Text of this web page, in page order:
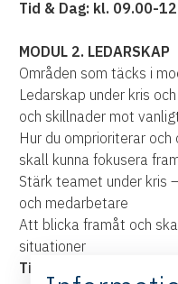
Tid & Dag: kl. 09.00-
MODUL 2. LEDARSKAP
Områden som täcks i
Ledarskap under kris
och skillnader mot
Hur du omprioriterar
skall kunna fokusera
Stärk teamet under kris
och medarbetare
Att blicka framåt och
situationer
Tid & Dag: kl. 13.00-